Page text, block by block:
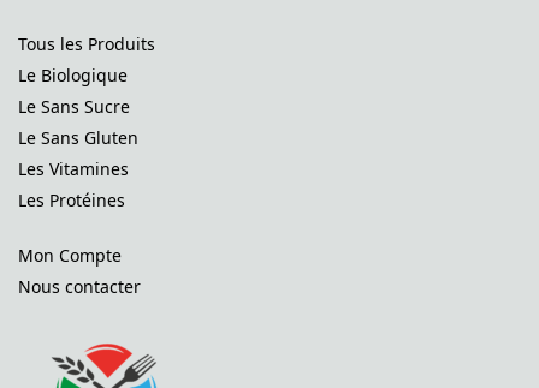
Tous les Produits
Le Biologique
Le Sans Sucre
Le Sans Gluten
Les Vitamines
Les Protéines
Mon Compte
Nous contacter